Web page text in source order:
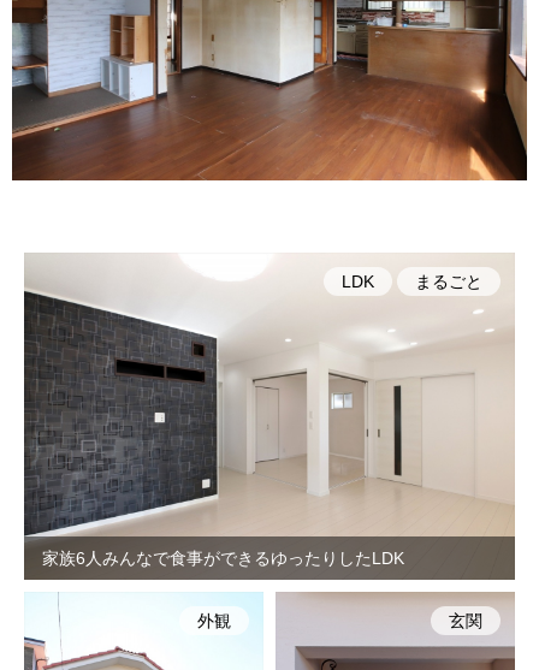
家族6人みんなで食事ができるゆったりしたLDK
LDK まるごと
外観 玄関